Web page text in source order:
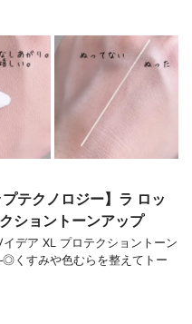
テクノロジー】ラ ロッ
ショントーンアップ
ア XL プロテクショントーン
すみや色むらを整えてトー